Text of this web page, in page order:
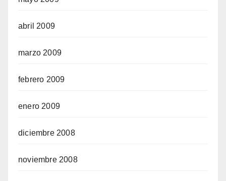
abril 2009
marzo 2009
febrero 2009
enero 2009
diciembre 2008
noviembre 2008